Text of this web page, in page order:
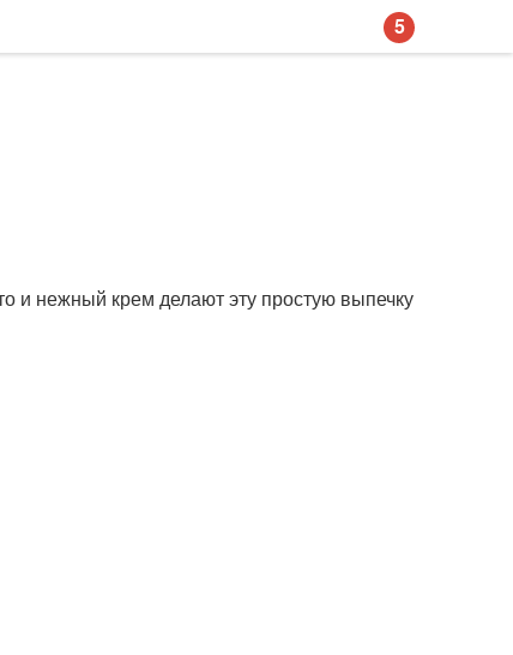
и нежный крем делают эту простую выпечку
5